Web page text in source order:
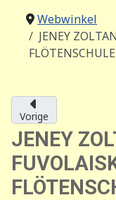
Webwinkel
JENEY
Vorige
JENEY